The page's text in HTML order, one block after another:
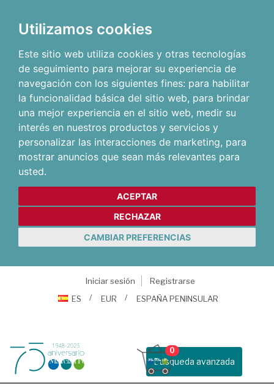
Utilizamos cookies
Este sitio web utiliza cookies y otras tecnologías
de seguimiento para mejorar su experiencia de
navegación con los siguientes fines: para habilitar
la funcionalidad básica del sitio web, para brindar
una mejor experiencia en el sitio web, medir su
interés en nuestros productos y servicios y
personalizar las interacciones de marketing, para
mostrar anuncios que sean más relevantes para
usted.
ACEPTAR
RECHAZAR
CAMBIAR PREFERENCIAS
Iniciar sesión
Registrarse
ES
EUR ESPAÑA PENINSULAR
Busqueda avanzada
0